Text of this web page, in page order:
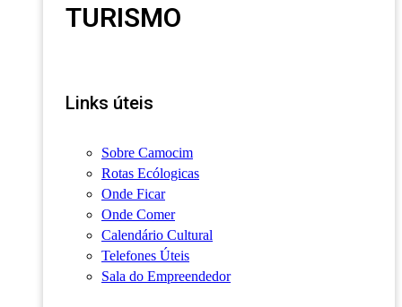
TURISMO
Links úteis
Sobre Camocim
Rotas Ecólogicas
Onde Ficar
Onde Comer
Calendário Cultural
Telefones Úteis
Sala do Empreendedor